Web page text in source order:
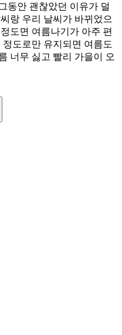
동안 괜찮았던 이유가 덜
랑 우리 날씨가 바뀌었으
도면 여름나기가 아주 편
도로만 유지되면 여름도
너무 싫고 빨리 가을이 오